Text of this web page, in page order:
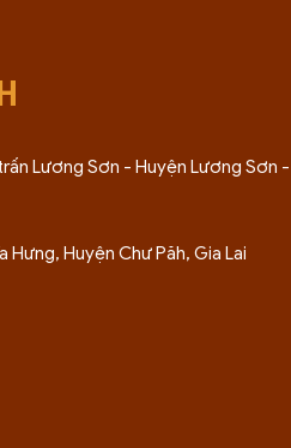
Lương Sơn - Huyện Lương Sơn
Hưng, Huyện Chư Păh, Gia Lai